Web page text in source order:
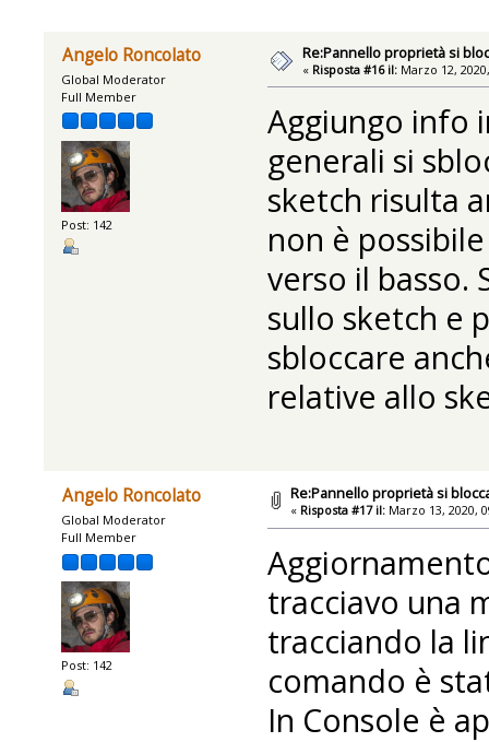
Angelo Roncolato
Global Moderator
Full Member
Post: 142
Re:Pannello proprietà si
« Risposta #16 il: Marzo 12,
Aggiungo info
generali si
sketch risulta
non è
verso il basso.
sullo sketch e
sbloccare
relative allo
Angelo Roncolato
Global Moderator
Full Member
Post: 142
Re:Pannello proprietà si
« Risposta #17 il: Marzo 13, 2020,
tracciavo una
tracciando la
comando è
In Console è